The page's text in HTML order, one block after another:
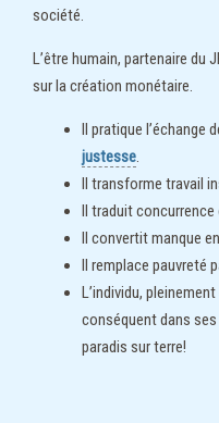
société.
L’être humain, partenaire du
sur la création monétaire.
Il pratique l’échange
justesse.
Il transforme travail
Il traduit concurrence
Il convertit manque en
Il remplace pauvreté
L’individu,
conséquent dans
paradis sur terre!